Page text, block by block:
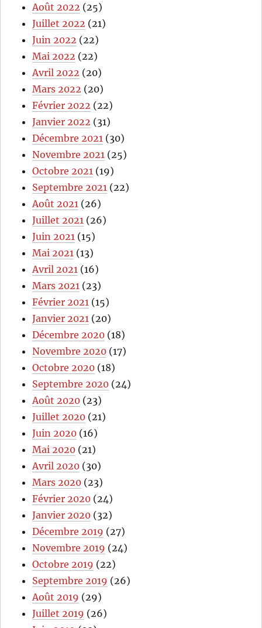
Août 2022 (25)
Juillet 2022 (21)
Juin 2022 (22)
Mai 2022 (22)
Avril 2022 (20)
Mars 2022 (20)
Février 2022 (22)
Janvier 2022 (31)
Décembre 2021 (30)
Novembre 2021 (25)
Octobre 2021 (19)
Septembre 2021 (22)
Août 2021 (26)
Juillet 2021 (26)
Juin 2021 (15)
Mai 2021 (13)
Avril 2021 (16)
Mars 2021 (23)
Février 2021 (15)
Janvier 2021 (20)
Décembre 2020 (18)
Novembre 2020 (17)
Octobre 2020 (18)
Septembre 2020 (24)
Août 2020 (23)
Juillet 2020 (21)
Juin 2020 (16)
Mai 2020 (21)
Avril 2020 (30)
Mars 2020 (23)
Février 2020 (24)
Janvier 2020 (32)
Décembre 2019 (27)
Novembre 2019 (24)
Octobre 2019 (22)
Septembre 2019 (26)
Août 2019 (29)
Juillet 2019 (26)